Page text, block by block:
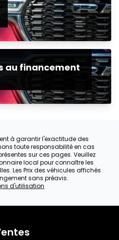
au financement
à garantir l'exactitude des
toute responsabilité en cas
sur ces pages. Veuillez
local pour connaître les
Les Prix des véhicules affichés
sans préavis.
d'utilisation